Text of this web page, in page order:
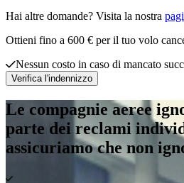
Hai altre domande? Visita la nostra
Ottieni fino a 600 € per il tuo volo
Nessun costo in caso di mancato
Verifica l'indennizzo
Le compagnie aeree
parte dei reclami
assicuriamo che non